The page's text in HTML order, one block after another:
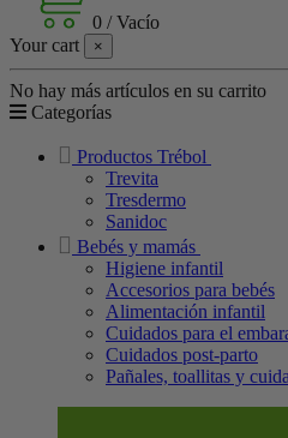
0 /Vacío
Your cart
×
No hay más artículos en su carrito
Categorías
Productos Trébol
Trevita
Tresdermo
Sanidoc
Bebés y mamás
Higiene infantil
Accesorios para bebés
Alimentación infantil
Cuidados para el
Cuidados post-parto
Pañales, toallitas y